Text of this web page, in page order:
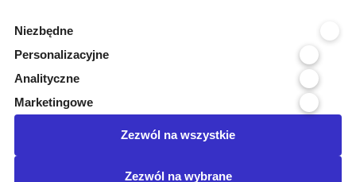
Kontakt
Kontakt
Infolinia 800 800 707
kontakt@pressinfo.pl
Niezbędne
Personalizacyjne
Analityczne
Marketingowe
Zezwól na wszystkie
Zezwól na wybrane